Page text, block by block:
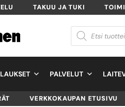
TAKUU JA TUKI
PALVELUT
VERKKOKAUPAN ETUSIVU